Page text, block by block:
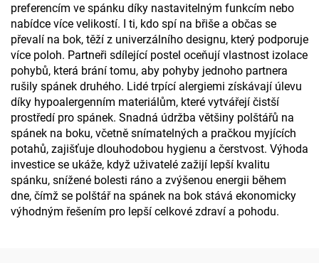
preferencím ve spánku díky nastavitelným funkcím nebo
nabídce více velikostí. I ti, kdo spí na břiše a občas se
převalí na bok, těží z univerzálního designu, který podporuje
více poloh. Partneři sdílející postel oceňují vlastnost izolace
pohybů, která brání tomu, aby pohyby jednoho partnera
rušily spánek druhého. Lidé trpící alergiemi získávají úlevu
díky hypoalergenním materiálům, které vytvářejí čistší
prostředí pro spánek. Snadná údržba většiny polštářů na
spánek na boku, včetně snímatelných a pračkou myjících
potahů, zajišťuje dlouhodobou hygienu a čerstvost. Výhoda
investice se ukáže, když uživatelé zažijí lepší kvalitu
spánku, snížené bolesti ráno a zvýšenou energii během
dne, čímž se polštář na spánek na bok stává ekonomicky
výhodným řešením pro lepší celkové zdraví a pohodu.